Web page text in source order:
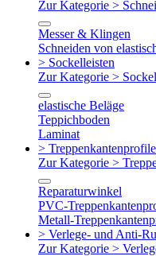
Zur Kategorie >
Messer & Klingen
Schneiden von
> Sockelleisten
Zur Kategorie >
elastische Beläge
Teppichboden
Laminat
> Treppenkantenprofile
Zur Kategorie >
Reparaturwinkel
PVC-
Metall-
> Verlege- und Anti-
Zur Kategorie >